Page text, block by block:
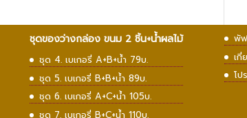
ชุดของว่างกล่อง ขนม 2 ชิ้น+น้ำผลไม้
ชุด 4. เบเกอรี่ A+B+น้ำ 79บ.
ชุด 5. เบเกอรี่ B+B+น้ำ 89บ.
ชุด 6. เบเกอรี่ A+C+น้ำ 105บ.
ชุด 7. เบเกอรี่ B+C+น้ำ 110บ.
พั
เ
โป